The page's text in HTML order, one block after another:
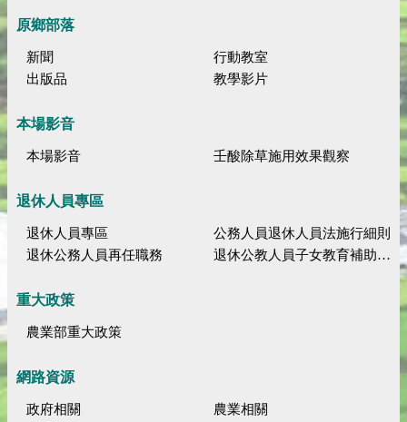
原鄉部落
新聞
行動教室
出版品
教學影片
本場影音
本場影音 壬酸除草施用效果觀察
退休人員專區
退休人員專區
公務人員退休人員法施行細則
退休公務人員再任職務
退休公教人員子女教育補助規定
重大政策
農業部重大政策
網路資源
政府相關
農業相關